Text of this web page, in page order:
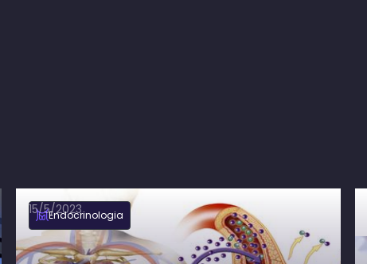
Endocrinologia
15/5/2023
Estado Hiperglicêmico Hiperosmolar: o
que é, sintomas e tratamento